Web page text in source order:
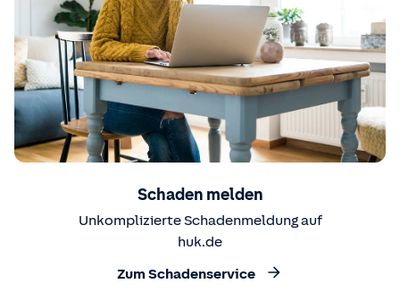
Schaden melden
Unkomplizierte Schadenmeldung auf
huk.de
Zum Schadenservice